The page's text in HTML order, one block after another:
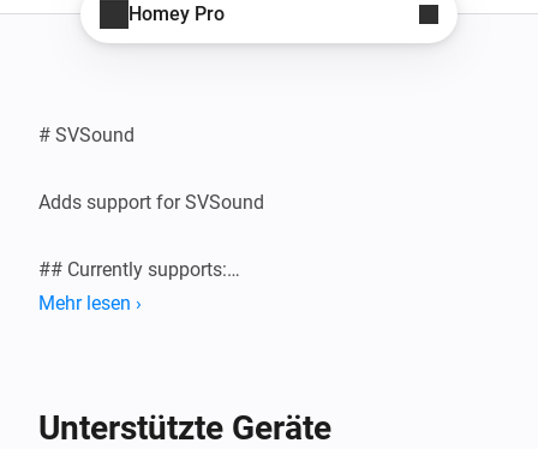
Homey Pro
# SVSound
Adds support for SVSound
## Currently supports:
Mehr lesen ›
Unterstützte Geräte